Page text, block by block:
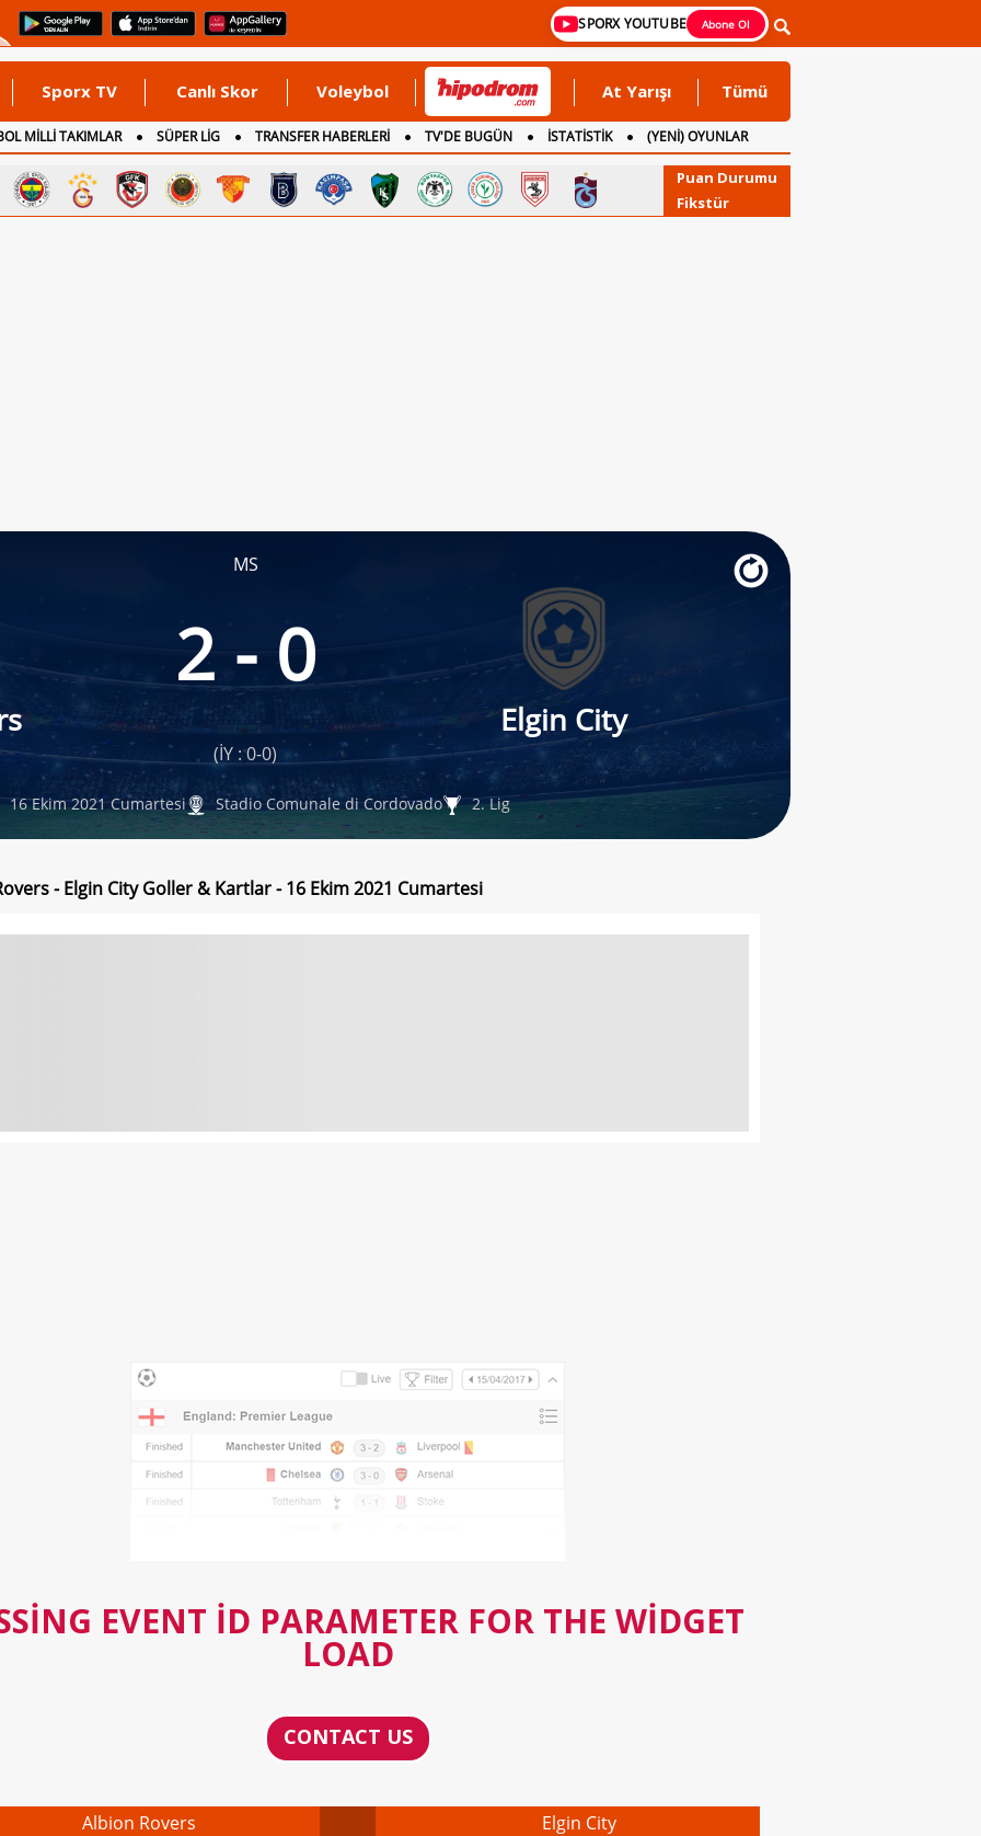
SPORX YOUTUBE Abone Ol
Sporx TV Canlı Skor Voleybol At Yarışı Tümü
MİLLİ TAKIMLAR SÜPER LİG TRANSFER HABERLERİ TV'DE BUGÜN İSTATİSTİK (YENİ) OYUNLAR
Puan Durumu
Fikstür
MS
2 - 0
Elgin City
(İY : 0-0)
16 Ekim 2021 Cumartesi Stadio Comunale di Cordovado 2. Lig
- Elgin City Goller & Kartlar - 16 Ekim 2021 Cumartesi
EVENT ID PARAMETER FOR THE WIDGET
LOAD
CONTACT US
Albion Rovers Elgin City